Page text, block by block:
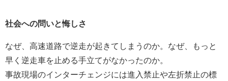
社会への問いと悔しさ
なぜ、高速道路で逆走が起きてしまうのか。なぜ、もっと
早く逆走車を止める手立てがなかったのか。
事故現場のインターチェンジには進入禁止や左折禁止の標